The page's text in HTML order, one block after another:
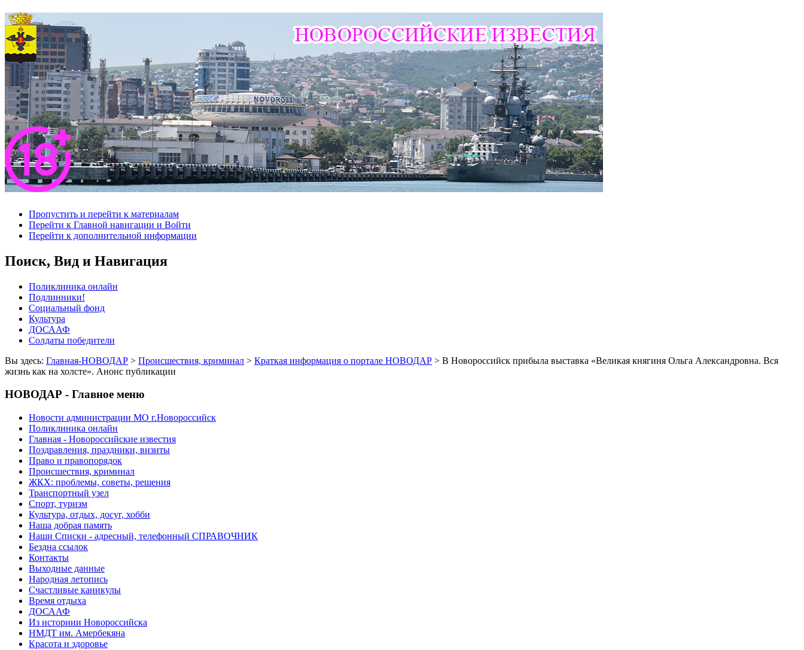
Пропустить и перейти к материалам
Перейти к Главной навигации и Войти
Перейти к дополнительной информации
Поиск, Вид и Навигация
Поликлиника онлайн
Подлинники!
Социальный фонд
Культура
ДОСААФ
Солдаты победители
Вы здесь: Главная-НОВОДАР > Происшествия, криминал > Краткая информация о портале НОВОДАР > В Новороссийск прибыла выставка «Великая княгиня Ольга Александровна. Вся
жизнь как на холсте». Анонс публикации
НОВОДАР - Главное меню
Новости администрации МО г.Новороссийск
Поликлиника онлайн
Главная - Новороссийские известия
Поздравления, праздники, визиты
Право и правопорядок
Происшествия, криминал
ЖКХ: проблемы, советы, решения
Транспортный узел
Спорт, туризм
Культура, отдых, досуг, хобби
Наша добрая память
Наши Списки - адресный, телефонный СПРАВОЧНИК
Бездна ссылок
Контакты
Выходные данные
Народная летопись
Счастливые каникулы
Время отдыха
ДОСААФ
Из историии Новороссийска
НМДТ им. Амербекяна
Красота и здоровье